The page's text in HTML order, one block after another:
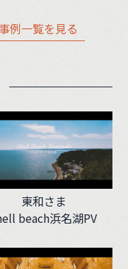
例一覧を見る
東和さま
beach浜名湖PV